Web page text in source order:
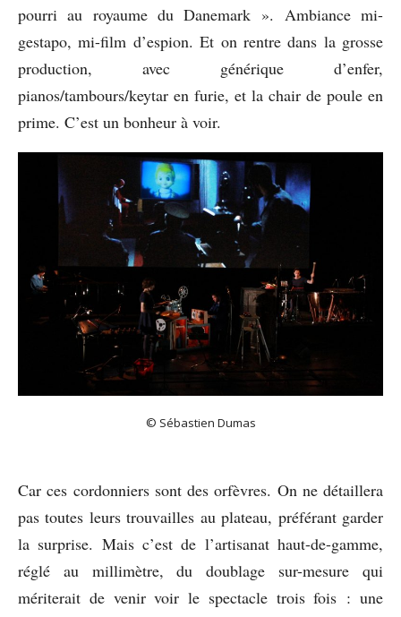
pourri au royaume du Danemark ». Ambiance mi-
gestapo, mi-film d’espion. Et on rentre dans la grosse
production, avec générique d’enfer,
pianos/tambours/keytar en furie, et la chair de poule en
prime. C’est un bonheur à voir.
© Sébastien Dumas
Car ces cordonniers sont des orfèvres. On ne détaillera
pas toutes leurs trouvailles au plateau, préférant garder
la surprise. Mais c’est de l’artisanat haut-de-gamme,
réglé au millimètre, du doublage sur-mesure qui
mériterait de venir voir le spectacle trois fois : une